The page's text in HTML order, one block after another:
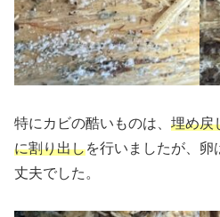
特にカビの酷いものは、 埋め戻
に割り出しを行いましたが、卵
丈夫でした。